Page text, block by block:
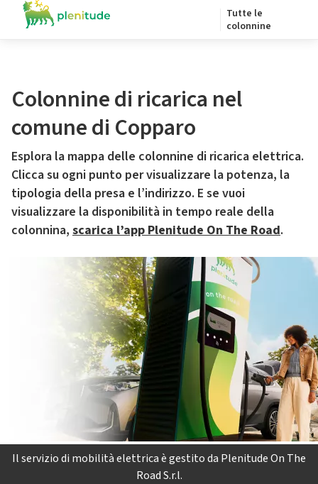
Tutte le
colonnine
Colonnine di ricarica nel
comune di Copparo
Esplora la mappa delle colonnine di ricarica elettrica.
Clicca su ogni punto per visualizzare la potenza, la
tipologia della presa e l’indirizzo. E se vuoi
visualizzare la disponibilità in tempo reale della
colonnina, scarica l’app Plenitude On The Road.
Il servizio di mobilità elettrica è gestito da Plenitude On The
Road S.r.l.